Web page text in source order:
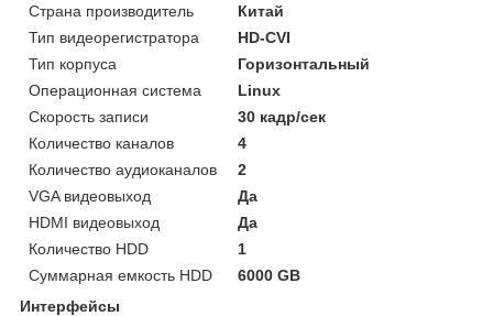
Страна производитель
Китай
Тип видеорегистратора
HD-CVI
Тип корпуса
Горизонтальный
Операционная система
Linux
Скорость записи
30 кадр/сек
Количество каналов
4
Количество аудиоканалов
2
VGA видеовыход
Да
HDMI видеовыход
Да
Количество HDD
1
Суммарная емкость HDD
6000 GB
Интерфейсы